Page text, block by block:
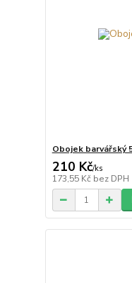
Obojek barvářský
210 Kč/ks
173,55 Kč bez DPH